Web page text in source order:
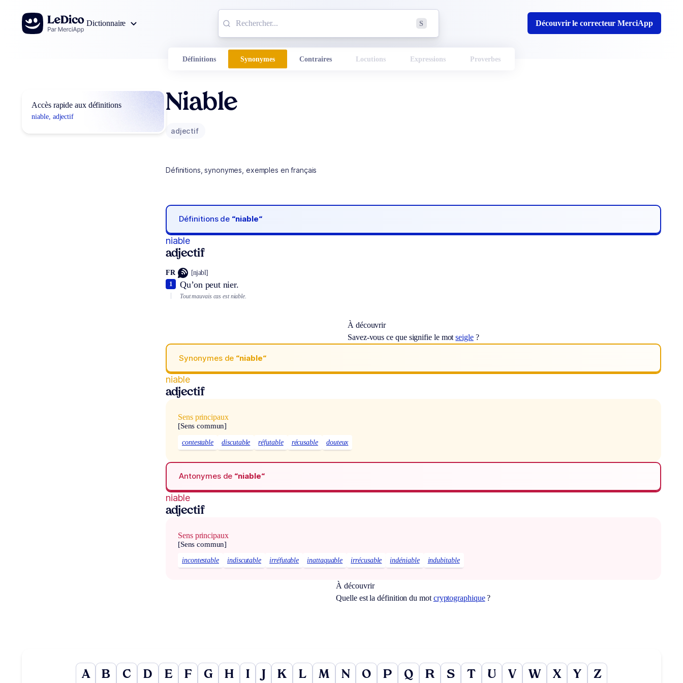
Aller au contenu
Dictionnaire
S Découvrir le correcteur MerciApp
Définitions Synonymes Contraires Locutions Expressions Proverbes
Accès rapide aux définitions
niable, adjectif
Niable
adjectif
Définitions, synonymes, exemples en français
Définitions de “niable“
niable
adjectif
FR [njabl]
Qu’on peut nier.
1
Tout mauvais cas est niable.
À découvrir
Savez-vous ce que signifie le motseigle?
Synonymes de “niable“
niable
adjectif
Sens principaux
[Sens commun]
contestable discutable réfutable récusable douteux
Antonymes de “niable“
niable
adjectif
Sens principaux
[Sens commun]
incontestable indiscutable irréfutable inattaquable irrécusable indéniable indubitable
À découvrir
Quelle est la définition du mot cryptographique?
A B C D E F G H I J K L M N O P Q R S T U V W X Y Z